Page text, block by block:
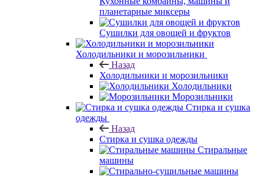
планетарные миксеры
Сушилки для овощей и фруктов
Холодильники и морозильники
Назад
Холодильники и морозильники
Холодильники
Морозильники
Стирка и сушка
одежды
Назад
Стирка и сушка одежды
Стиральные
машины